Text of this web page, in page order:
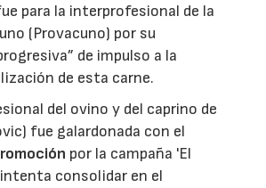
para la interprofesional de la
(Provacuno) por su
de impulso a la
de esta carne.
del ovino y del caprino de
fue galardonada con el
por la campaña 'El
consolidar en el